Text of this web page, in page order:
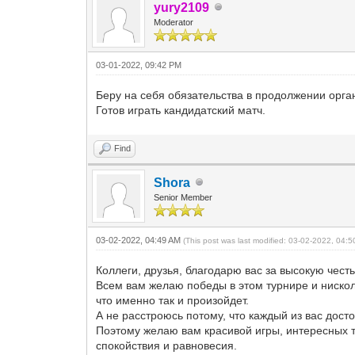
yury2109
Moderator
03-01-2022, 09:42 PM
Беру на себя обязательства в продолжении
Готов играть кандидатский матч.
Find
Shora
Senior Member
03-02-2022, 04:49 AM(This post was last modified: 03-02-2022,
Коллеги, друзья, благодарю вас за высокую
Всем вам желаю победы в этом турнире и
что именно так и произойдет.
А не расстроюсь потому, что каждый из вас
Поэтому желаю вам красивой игры, интересных
спокойствия и равновесия.